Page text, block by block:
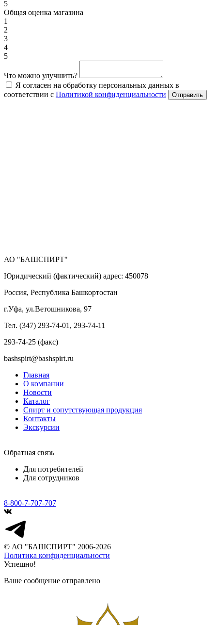
5
Общая оценка магазина
1
2
3
4
5
Что можно улучшить?
Я согласен на обработку персональных данных в
соответствии с Политикой конфиденциальности Отправить
АО "БАШСПИРТ"
Юридический (фактический) адрес: 450078
Россия, Республика Башкортостан
г.Уфа, ул.Ветошникова, 97
Тел. (347) 293-74-01, 293-74-11
293-74-25 (факс)
bashspirt@bashspirt.ru
Главная
О компании
Новости
Каталог
Спирт и сопутствующая продукция
Контакты
Экскурсии
Обратная связь
Для потребителей
Для сотрудников
8-800-7-707-707
© АО "БАШСПИРТ" 2006-2026
Политика конфиденциальности
Успешно!
Ваше сообщение отправлено